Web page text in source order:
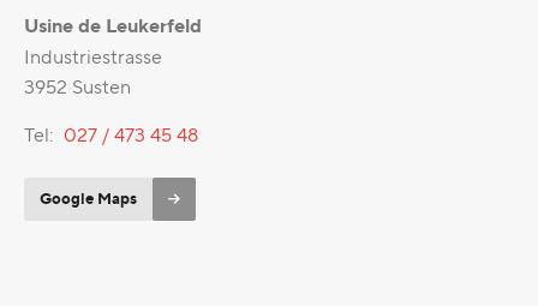
Usine de Leukerfeld
Industriestrasse
3952 Susten
Tel: 027 / 473 45 48
Google Maps